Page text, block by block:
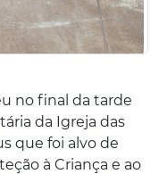
no final da tarde
da Igreja das
que foi alvo de
à Criança e ao